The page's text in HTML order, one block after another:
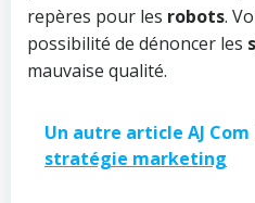
repères pour les robots.
possibilité de dénoncer les
mauvaise qualité.
Un autre article AJ Com
stratégie marketing